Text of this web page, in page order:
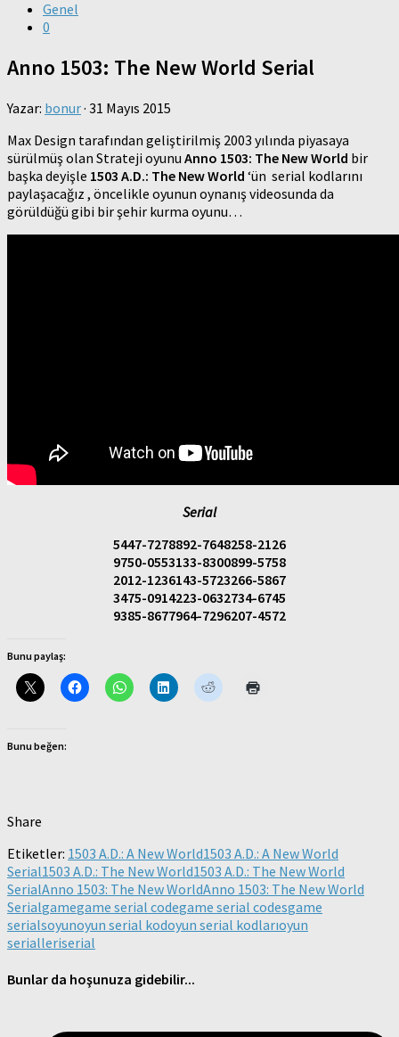
Genel
0
Anno 1503: The New World Serial
Yazar: bonur· 31 Mayıs 2015
Max Design tarafından geliştirilmiş 2003 yılında piyasaya
sürülmüş olan Strateji oyunu Anno 1503: The New World bir
başka deyişle 1503 A.D.: The New World ‘ün serial kodlarını
paylaşacağız , öncelikle oyunun oynanış videosunda da
görüldüğü gibi bir şehir kurma oyunu…
Serial
5447-7278892-7648258-2126
9750-0553133-8300899-5758
2012-1236143-5723266-5867
3475-0914223-0632734-6745
9385-8677964-7296207-4572
Bunu paylaş:
Bunu beğen:
Share
Etiketler: 1503 A.D.: A New World1503 A.D.: A New World
Serial1503 A.D.: The New World1503 A.D.: The New World
SerialAnno 1503: The New WorldAnno 1503: The New World
Serialgamegame serial codegame serial codesgame
serialsoyunoyun serial kodoyun serial kodlarıoyun
serialleriserial
Bunlar da hoşunuza gidebilir...